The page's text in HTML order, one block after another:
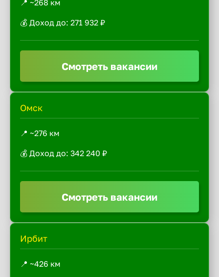
📍 ~268 км
💰 Доход до: 271 932 ₽
Смотреть вакансии
Омск
📍 ~276 км
💰 Доход до: 342 240 ₽
Смотреть вакансии
Ирбит
📍 ~426 км